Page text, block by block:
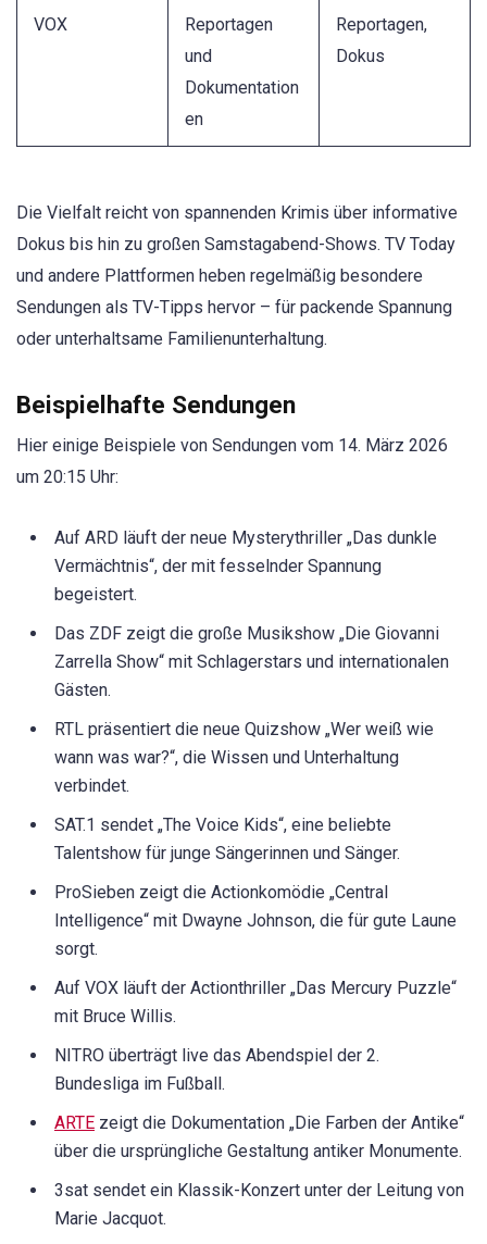
VOX
Reportagen
und
Dokumentation
en
Reportagen,
Dokus
Die Vielfalt reicht von spannenden Krimis über informative
Dokus bis hin zu großen Samstagabend-Shows. TV Today
und andere Plattformen heben regelmäßig besondere
Sendungen als TV-Tipps hervor – für packende Spannung
oder unterhaltsame Familienunterhaltung.
Beispielhafte Sendungen
Hier einige Beispiele von Sendungen vom 14. März 2026
um 20:15 Uhr:
Auf ARD läuft der neue Mysterythriller „Das dunkle
Vermächtnis“, der mit fesselnder Spannung
begeistert.
Das ZDF zeigt die große Musikshow „Die Giovanni
Zarrella Show“ mit Schlagerstars und internationalen
Gästen.
RTL präsentiert die neue Quizshow „Wer weiß wie
wann was war?“, die Wissen und Unterhaltung
verbindet.
SAT.1 sendet „The Voice Kids“, eine beliebte
Talentshow für junge Sängerinnen und Sänger.
ProSieben zeigt die Actionkomödie „Central
Intelligence“ mit Dwayne Johnson, die für gute Laune
sorgt.
Auf VOX läuft der Actionthriller „Das Mercury Puzzle“
mit Bruce Willis.
NITRO überträgt live das Abendspiel der 2.
Bundesliga im Fußball.
ARTE zeigt die Dokumentation „Die Farben der Antike“
über die ursprüngliche Gestaltung antiker Monumente.
3sat sendet ein Klassik-Konzert unter der Leitung von
Marie Jacquot.